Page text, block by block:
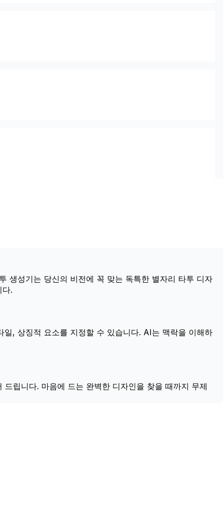
생성기는 당신의 비전에 꼭 맞는 독특한 별자리 타투 디자
.
, 상징적 요소를 지정할 수 있습니다. AI는 맥락을 이해하
립니다. 마음에 드는 완벽한 디자인을 찾을 때까지 무제